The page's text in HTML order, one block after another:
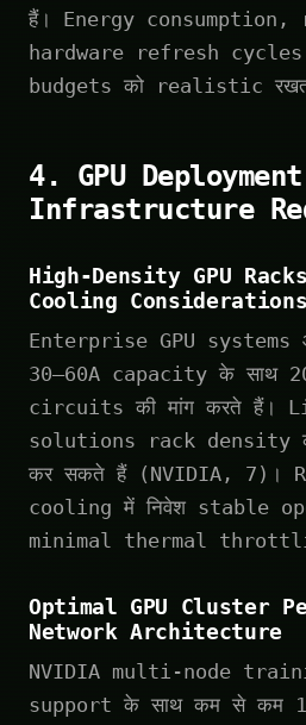
हैं। Energy
hardware refresh cycles
budgets को realistic
4. GPU Deployment
Infrastructure
High-Density GPU
Cooling Considerations
Enterprise GPU systems
30–60A capacity के साथ
circuits की मांग करते हैं।
solutions rack density को
कर सकते हैं (NVIDIA, 7)।
cooling में निवेश stable
minimal thermal
Optimal GPU Cluster
Network Architecture
NVIDIA multi-node
support के साथ कम से कम